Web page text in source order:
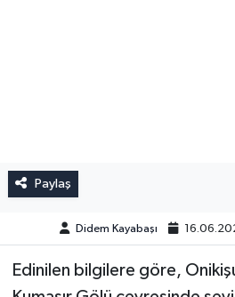
Paylaş
Didem Kayabaşı
Edinilen bilgilere göre,